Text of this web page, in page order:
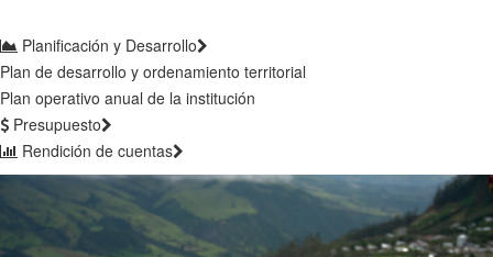
Planificación y Desarrollo
Plan de desarrollo y ordenamiento territorial
Plan operativo anual de la institución
Presupuesto
Rendición de cuentas